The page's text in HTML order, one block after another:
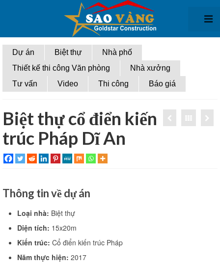
Giới thiệu
Thiết kế kiến trúc
Thiết kế biệt thự
Thiết kế nhà phố
Thiết kế văn phòng
Thiết kế nhà xưởng
Thi Công biệt thự
Thi công nhà phố
Thi công văn phòng
Thi công nhà xưởng
Dự án Biệt thự
Nhà phố
Thiết kế thi công Văn phòng
Nhà xưởng
Tư vấn
Video Thi công Báo giá
Biệt thự cổ điển kiến
trúc Pháp Dĩ An
Thông tin về dự án
Loại nhà: Biệt thự
Diện tích: 15x20m
Kiến trúc: Cổ điển kiến trúc Pháp
Năm thực hiện: 2017